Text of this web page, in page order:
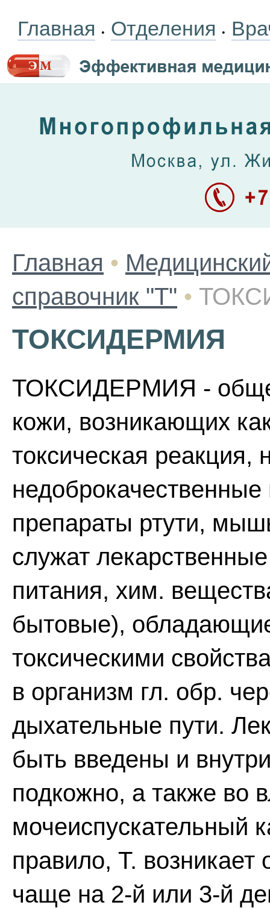
Главная • Отделения •
Главная •
справочник "Т" •
ТОКСИДЕРМИЯ
ТОКСИДЕРМИЯ -
кожи, возникающих
токсическая реакция,
препараты ртути,
служат
питания, хим.
бытовые),
токсическими
в организм гл. обр.
дыхательные пути.
быть введены и
подкожно, а также во
мочеиспускательный
правило, Т. возникает
чаще на 2-й или 3-й